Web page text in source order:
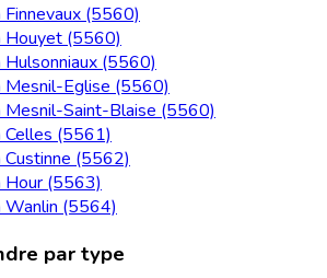
Finnevaux (5560)
Houyet (5560)
Hulsonniaux (5560)
Mesnil-Eglise (5560)
Mesnil-Saint-Blaise (5560)
Celles (5561)
Custinne (5562)
Hour (5563)
Wanlin (5564)
par type